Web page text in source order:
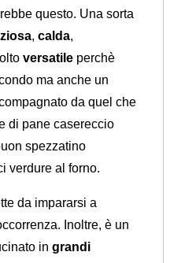
questo. Una sorta
, calda,
versatile perchè
ma anche un
da quel che
di pane casereccio
spezzatino
verdure al forno.
da impararsi a
Inoltre, è un
in grandi